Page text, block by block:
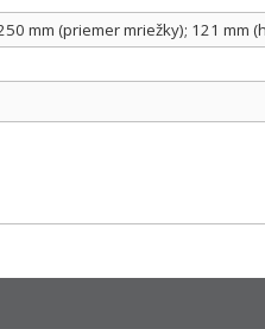
mm (priemer mriežky); 121 mm